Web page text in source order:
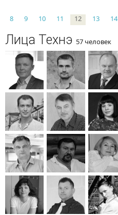
Страницы
8 9 10 11 12 13 14
Лица Технэ 57 человек